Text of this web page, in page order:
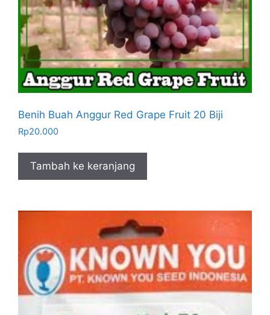
Benih Buah Anggur Red Grape Fruit 20 Biji
Rp20.000
Tambah ke keranjang